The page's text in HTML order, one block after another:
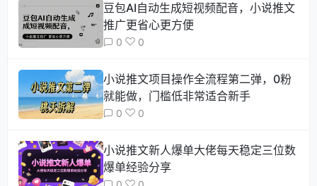
豆包AI自动生成短视频配音，小说推文
推广更省心更方便
0 0
小说推文项目操作全流程第二弹，0粉
就能做，门槛低非常适合新手
0 0
小说推文新人爆单大佬每天稳定三位数
爆单经验分享